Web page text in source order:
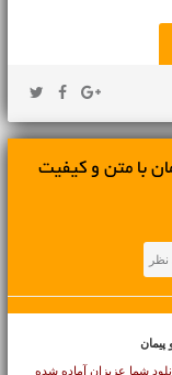
با متن و کیفیت
نظر
شما عزیزان آماده شده